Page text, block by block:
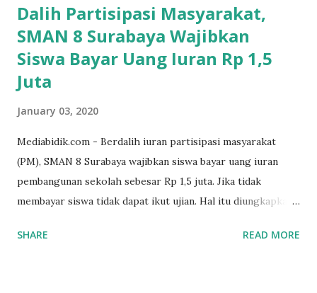
Dalih Partisipasi Masyarakat,
SMAN 8 Surabaya Wajibkan
Siswa Bayar Uang Iuran Rp 1,5
Juta
January 03, 2020
Mediabidik.com - Berdalih iuran partisipasi masyarakat
(PM), SMAN 8 Surabaya wajibkan siswa bayar uang iuran
pembangunan sekolah sebesar Rp 1,5 juta. Jika tidak
membayar siswa tidak dapat ikut ujian. Hal itu diungkapkan
SMAN 8 Jalan Iskandar Muda Surabaya mengatakan, ada
SHARE READ MORE